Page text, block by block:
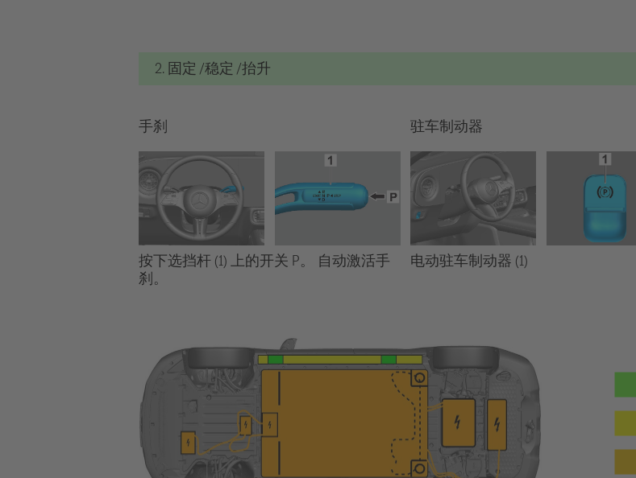
2. 固定 /稳定 /抬升
手刹
按下选挡杆 (1) 上的开关 P。 自动激活手
刹。
驻车制动器
电动驻车制动器 (1)